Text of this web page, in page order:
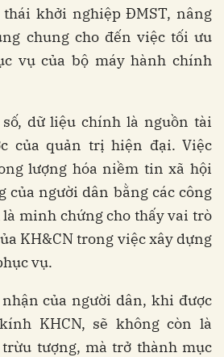
khởi nghiệp ĐMST, nâng
chung cho đến việc tối ưu
vụ của bộ máy hành chính
dữ liệu chính là nguồn tài
của quản trị hiện đại. Việc
lượng hóa niềm tin xã hội
của người dân bằng các công
minh chứng cho thấy vai trò
KH&CN trong việc xây dựng
vụ.
của người dân, khi được
KHCN, sẽ không còn là
tượng, mà trở thành mục